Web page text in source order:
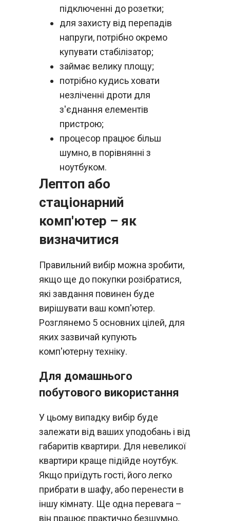
підключенні до розетки;
для захисту від перепадів
напруги, потрібно окремо
купувати стабілізатор;
займає велику площу;
потрібно кудись ховати
незліченні дроти для
з'єднання елементів
пристрою;
процесор працює більш
шумно, в порівнянні з
ноутбуком.
Лептоп або
стаціонарний
комп'ютер – як
визначитися
Правильний вибір можна зробити,
якщо ще до покупки розібратися,
які завдання повинен буде
вирішувати ваш комп'ютер.
Розглянемо 5 основних цілей, для
яких зазвичай купують
комп'ютерну техніку.
Для домашнього
побутового використання
У цьому випадку вибір буде
залежати від ваших уподобань і від
габаритів квартири. Для невеликої
квартири краще підійде ноутбук.
Якщо приїдуть гості, його легко
прибрати в шафу, або перенести в
іншу кімнату. Ще одна перевага –
він працює практично безшумно,